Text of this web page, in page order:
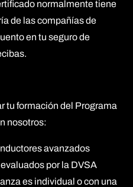
normalmente tiene
de las compañías de
en tu seguro de
tu formación del Programa
nosotros:
avanzados
por la DVSA
es individual o con una